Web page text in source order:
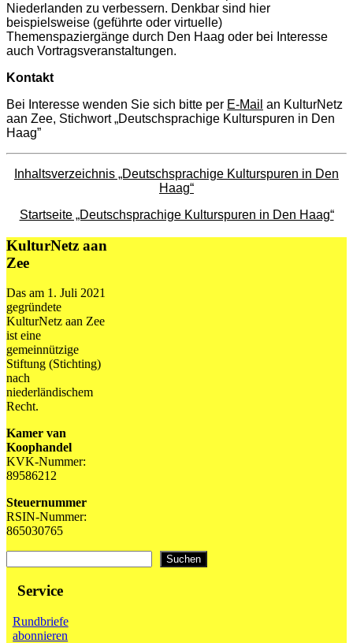
Niederlanden zu verbessern. Denkbar sind hier
beispielsweise (geführte oder virtuelle)
Themenspaziergänge durch Den Haag oder bei Interesse
auch Vortragsveranstaltungen.
Kontakt
Bei Interesse wenden Sie sich bitte per E-Mail an KulturNetz
aan Zee, Stichwort „Deutschsprachige Kulturspuren in Den
Haag”
Inhaltsverzeichnis „Deutschsprachige Kulturspuren in Den
Haag“
Startseite „Deutschsprachige Kulturspuren in Den Haag“
KulturNetz aan
Zee
Das am 1. Juli 2021
gegründete
KulturNetz aan Zee
ist eine
gemeinnützige
Stiftung (Stichting)
nach
niederländischem
Recht.
Kamer van
Koophandel
KVK-Nummer:
89586212
Steuernummer
RSIN-Nummer:
865030765
Suchen
Service
Rundbriefe
abonnieren